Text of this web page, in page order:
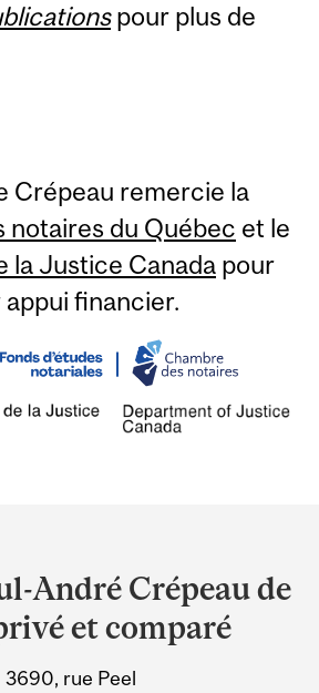
pour plus de
Crépeau remercie la
notaires du Québec et le
la Justice Canada pour
appui financier.
André Crépeau de
et comparé
3690, rue Peel